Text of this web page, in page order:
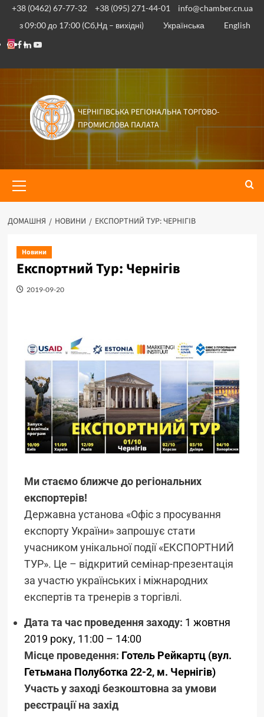
+38 (0462) 67-77-32 +38 (095) 271-44-01
info@chamber.cn.ua
з 09:00 до 17:00 (Сб,Нд – вихідні)
Українська English
ЧЕРНІГІВСЬКА РЕГІОНАЛЬНА ТОРГОВО-
ПРОМИСЛОВА ПАЛАТА
ДОМАШНЯ НОВИНИ ЕКСПОРТНИЙ ТУР: ЧЕРНІГІВ
Новини
Експортний Тур: Чернігів
2019-09-20
Ми стаємо ближче до регіональних
експортерів!
Державна установа «Офіс з просування
експорту України» запрошує стати
учасником унікальної події «ЕКСПОРТНИЙ
ТУР». Це – відкритий семінар-презентація
за участю українських і міжнародних
експертів та тренерів з торгівлі.
Дата та час проведення заходу: 1 жовтня
2019 року, 11:00 – 14:00
Місце проведення: Готель Рейкартц (вул.
Гетьмана Полуботка 22-2, м. Чернігів)
Участь у заході безкоштовна за умови
реєстрації на захід